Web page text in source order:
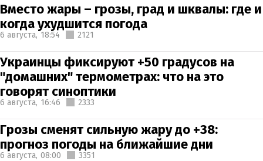
Вместо жары – грозы, град и шквалы: где и
когда ухудшится погода
6 августа, 18:54 2121
Украинцы фиксируют +50 градусов на
"домашних" термометрах: что на это
говорят синоптики
6 августа, 16:46 2333
Грозы сменят сильную жару до +38:
прогноз погоды на ближайшие дни
6 августа, 08:00 3351